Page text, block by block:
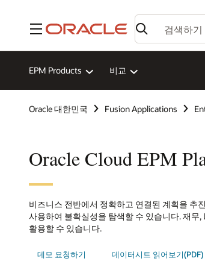
메뉴
EPM Products 비교
Oracle 대한민국 Fusion Applications
Oracle Cloud EPM
비즈니스 전반에서 정확하고 연결된 계획을 추
사용하여 불확실성을 탐색할 수 있습니다. 재무
활용할 수 있습니다.
데모 요청하기 데이터시트 읽어보기(PDF)